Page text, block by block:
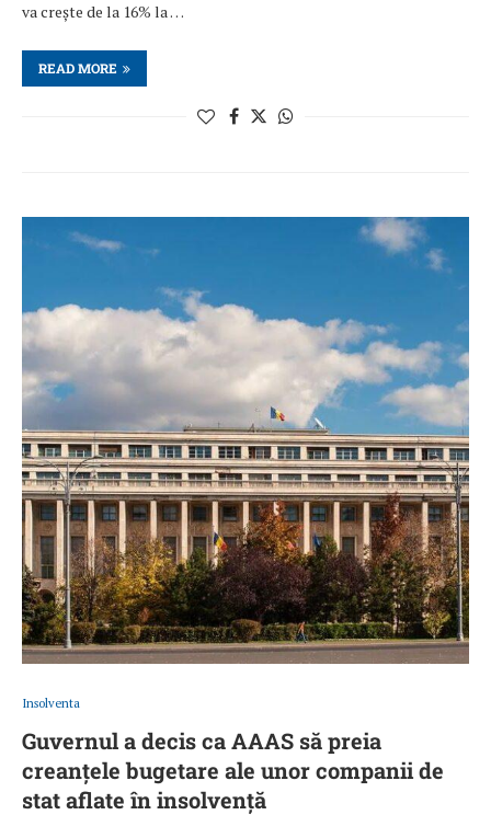
va crește de la 16% la …
READ MORE
Insolventa
Guvernul a decis ca AAAS să preia
creanțele bugetare ale unor companii de
stat aflate în insolvență